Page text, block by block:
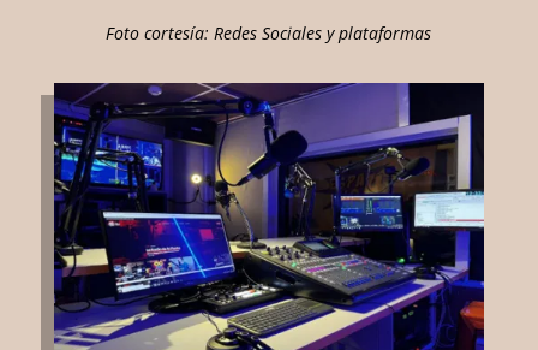
Foto cortesía: Redes Sociales y plataformas